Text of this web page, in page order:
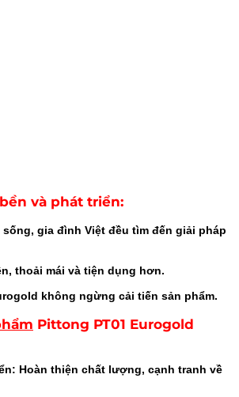
và phát triển:
gia đình Việt đều tìm đến giải pháp
thoải mái và tiện dụng hơn.
không ngừng cải tiến sản phẩm.
Pittong PT01 Eurogold
Hoàn thiện chất lượng, cạnh tranh về